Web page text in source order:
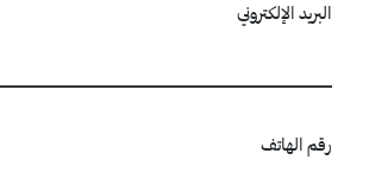
البريد الإلكتروني
رقم الهاتف